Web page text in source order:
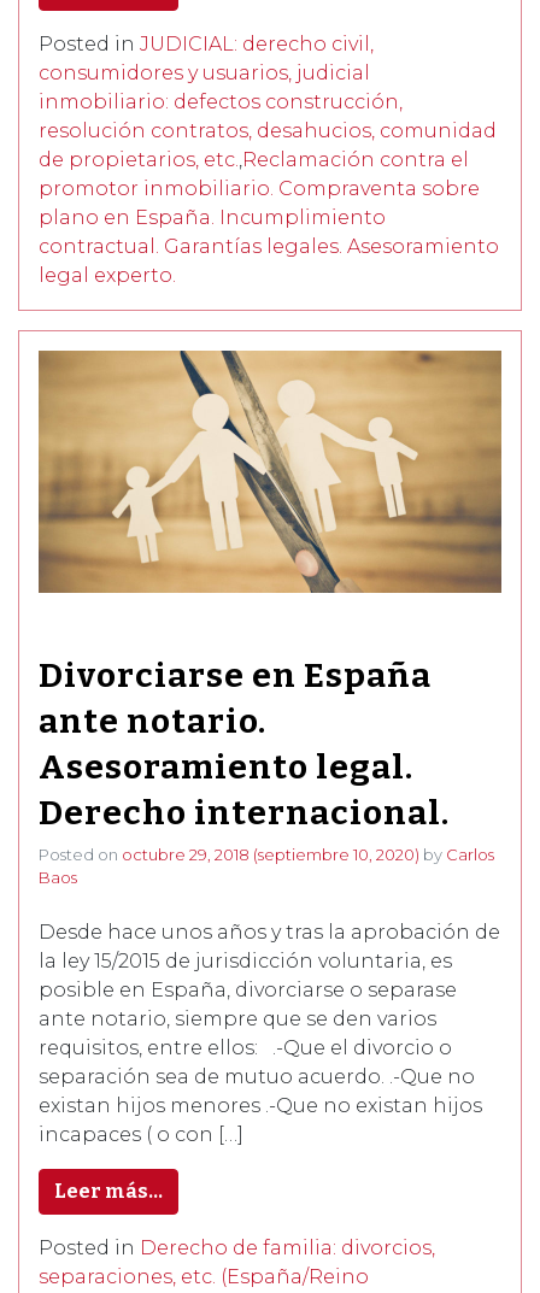
Posted in JUDICIAL: derecho civil,
consumidores y usuarios, judicial
inmobiliario: defectos construcción,
resolución contratos, desahucios, comunidad
de propietarios, etc.,Reclamación contra el
promotor inmobiliario. Compraventa sobre
plano en España. Incumplimiento
contractual. Garantías legales. Asesoramiento
legal experto.
Divorciarse en España
ante notario.
Asesoramiento legal.
Derecho internacional.
Posted on octubre 29, 2018 (septiembre 10, 2020) by Carlos
Baos
Desde hace unos años y tras la aprobación de
la ley 15/2015 de jurisdicción voluntaria, es
posible en España, divorciarse o separase
ante notario, siempre que se den varios
requisitos, entre ellos: .-Que el divorcio o
separación sea de mutuo acuerdo. .-Que no
existan hijos menores .-Que no existan hijos
incapaces ( o con […]
Leer más…
Posted in Derecho de familia: divorcios,
separaciones, etc. (España/Reino